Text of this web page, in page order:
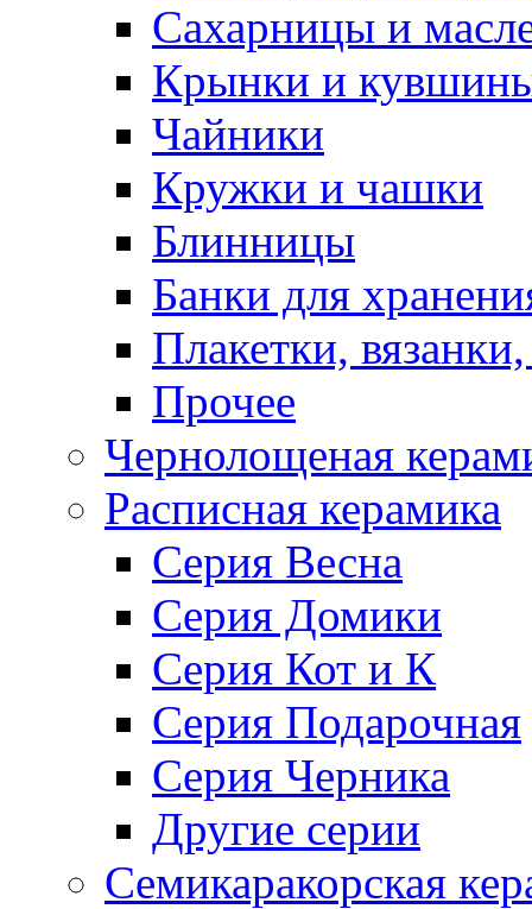
Сахарницы и
Крынки и
Чайники
Кружки и чашки
Блинницы
Банки для
Плакетки,
Прочее
Чернолощеная
Расписная керамика
Серия Весна
Серия Домики
Серия Кот и К
Серия Подарочная
Серия Черника
Другие серии
Семикаракорская